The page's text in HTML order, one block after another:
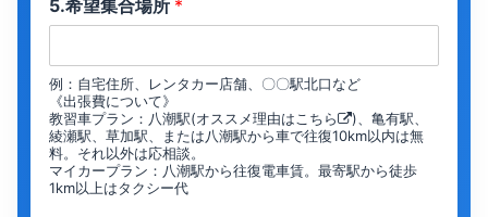
5.希望集合場所 *
例：自宅住所、レンタカー店舗、〇〇駅北口など
《出張費について》
教習車プラン：八潮駅(オススメ理由は こちら
)、亀有駅、
綾瀬駅、草加駅、または八潮駅から車で往復10km以内は無
料。それ以外は応相談。
マイカープラン：八潮駅から往復電車賃。最寄駅から徒歩
1km以上はタクシー代